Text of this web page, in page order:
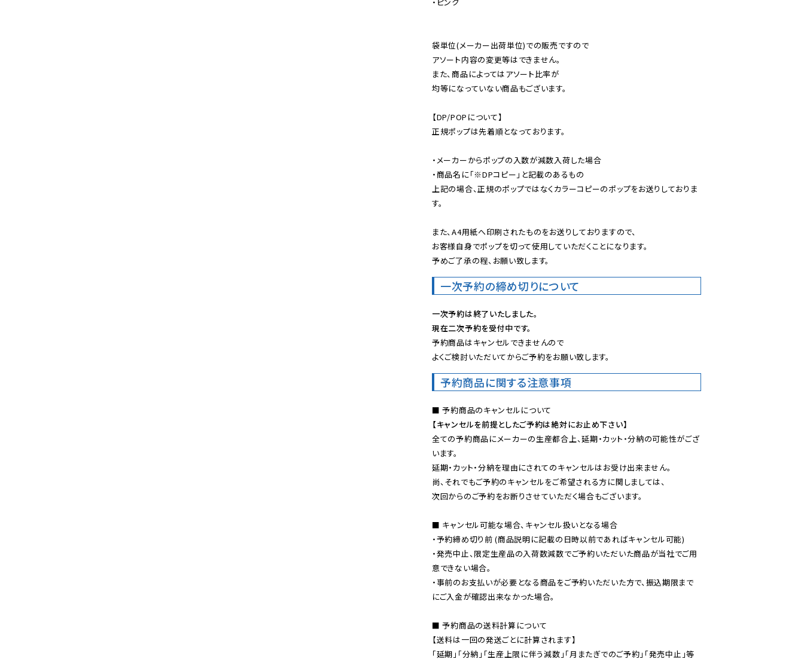
袋単位(メーカー出荷単位)での販売ですので
アソート内容の変更等はできません。
また、商品によってはアソート比率が
均等になっていない商品もございます。
【DP/POPについて】
正規ポップは先着順となっております。
・メーカーからポップの入数が減数入荷した場合
・商品名に「※DPコピー」と記載のあるもの
上記の場合、正規のポップではなくカラーコピーのポップをお送りしておりま
す。
また、A4用紙へ印刷されたものをお送りしておりますので、
お客様自身でポップを切って使用していただくことになります。
予めご了承の程、お願い致します。
一次予約の締め切りについて
一次予約は終了いたしました。
現在二次予約を受付中です。
予約商品はキャンセルできませんので
よくご検討いただいてからご予約をお願い致します。
予約商品に関する注意事項
【キャンセルを前提としたご予約は絶対にお止め下さい】
全ての予約商品にメーカーの生産都合上、延期・カット・分納の可能性がござ
います。
延期・カット・分納を理由にされてのキャンセルはお受け出来ません。
尚、それでもご予約のキャンセルをご希望される方に関しましては、
次回からのご予約をお断りさせていただく場合もございます。
■ キャンセル可能な場合、キャンセル扱いとなる場合
・予約締め切り前 (商品説明に記載の日時以前であればキャンセル可能)
・発売中止、限定生産品の入荷数減数でご予約いただいた商品が当社でご用
意できない場合。
・事前のお支払いが必要となる商品をご予約いただいた方で、振込期限まで
にご入金が確認出来なかった場合。
■ 予約商品の送料計算について
【送料は一回の発送ごとに計算されます】
「延期」「分納」「生産上限に伴う減数」「月またぎでのご予約」「発売中止」等